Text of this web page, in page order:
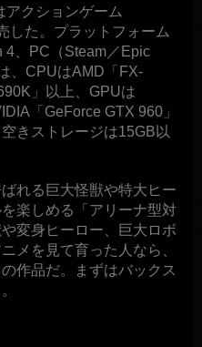
クションゲーム
した。プラットフォーム
4、PC（Steam／Epic
、CPUはAMD「FX-
」以上、GPUは
「GeForce GTX 960」
きストレージは15GB以
れる巨大怪獣や特大ヒー
楽しめる「アリーナ型対
変身ヒーロー、巨大ロボ
メを見て育った人なら、
作品だ。まずはバックス